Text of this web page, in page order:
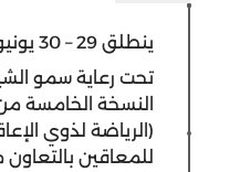
ينطلق 29 – 30 يونيو الحالي
النسخة الخامسة
(الرياضة لذوي
للمعاقين